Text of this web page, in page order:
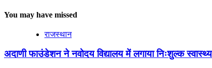
You may have missed
राजस्थान
अदाणी फाउंडेशन ने नवोदय विद्यालय में लगाया निःशुल्क स्वास्थ्य